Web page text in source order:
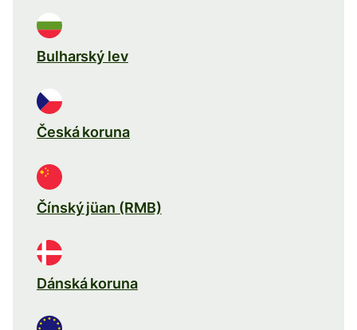
Bulharský lev
Česká koruna
Čínský jüan (RMB)
Dánská koruna